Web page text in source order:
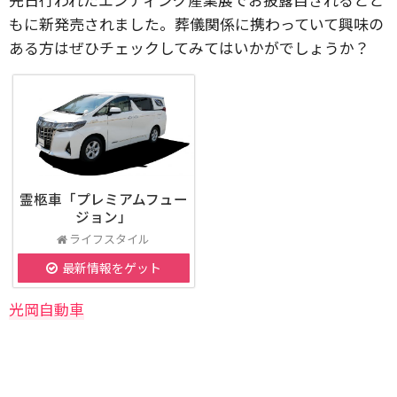
もに新発売されました。葬儀関係に携わっていて興味の
ある方はぜひチェックしてみてはいかがでしょうか？
霊柩車「プレミアムフュー
ジョン」
ライフスタイル
最新情報をゲット
光岡自動車